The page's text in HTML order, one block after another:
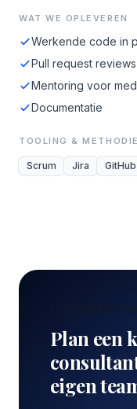
WAT WE OPLEVEREN
Werkende code in
Pull request reviews
Mentoring voor
Documentatie
TOOLING &
Scrum Jira GitHub
CONCREET
Plan een
eigen